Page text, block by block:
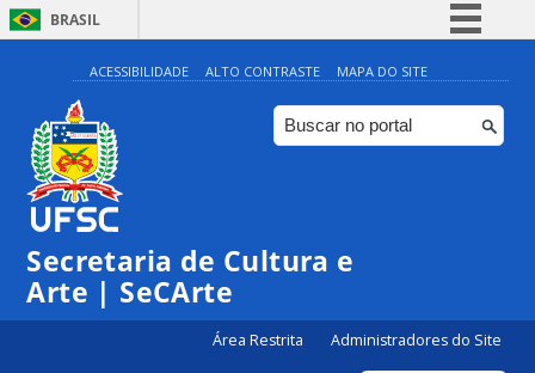
BRASIL
Simplifique!
Comunica BR
Participe
ACESSIBILIDADE ALTO CONTRASTE MAPA DO SITE
Secretaria de Cultura e
Arte | SeCArte
Área Restrita Administradores do Site
0:00
1:00